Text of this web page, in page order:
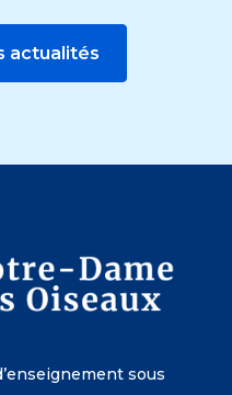
actualités
sous